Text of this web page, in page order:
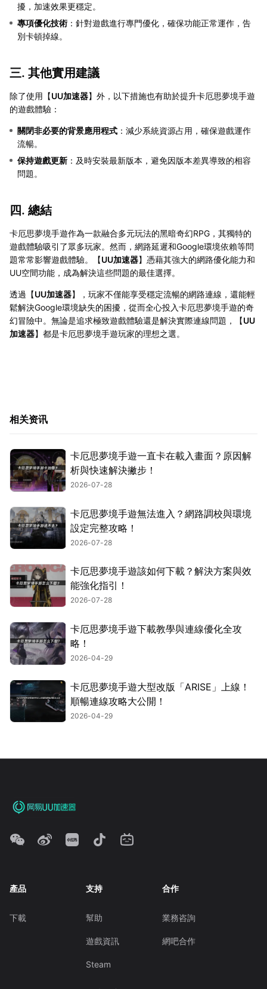
擾，加速效果更穩定。
專項優化技術 ：針對遊戲進行專門優化，確保功能正常運作，告
別卡頓掉線。
三. 其他實用建議
除了使用【UU加速器】外，以下措施也有助於提升卡厄思夢境手遊
的遊戲體驗：
關閉非必要的背景應用程式 ：減少系統資源占用，確保遊戲運作
流暢。
保持遊戲更新 ：及時安裝最新版本，避免因版本差異導致的相容
問題。
四. 總結
卡厄思夢境手遊作為一款融合多元玩法的黑暗奇幻RPG，其獨特的
遊戲體驗吸引了眾多玩家。然而，網路延遲和Google環境依賴等問
題常常影響遊戲體驗。【UU加速器】憑藉其強大的網路優化能力和
UU空間功能，成為解決這些問題的最佳選擇。
透過【UU加速器】，玩家不僅能享受穩定流暢的網路連線，還能輕
鬆解決Google環境缺失的困擾，從而全心投入卡厄思夢境手遊的奇
幻冒險中。無論是追求極致遊戲體驗還是解決實際連線問題，【UU
加速器】都是卡厄思夢境手遊玩家的理想之選。
相关资讯
卡厄思夢境手遊一直卡在載入畫面？原因解
析與快速解決撇步！
2026-07-28
卡厄思夢境手遊無法進入？網路調校與環境
設定完整攻略！
2026-07-28
卡厄思夢境手遊該如何下載？解決方案與效
能強化指引！
2026-07-28
卡厄思夢境手遊下載教學與連線優化全攻
略！
2026-04-29
卡厄思夢境手遊大型改版「ARISE」上線！
順暢連線攻略大公開！
2026-04-29
產品
下載
支持
幫助
遊戲資訊
Steam
合作
業務咨詢
網吧合作